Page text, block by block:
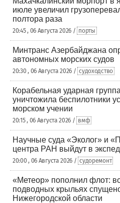
июле увеличил
полтора раза
20:45 , 06 Августа 2026 / порты
Минтранс Азербайджана
автономных морских судов
20:30 , 06 Августа 2026 / судоходство
Корабельная ударная
уничтожила беспилотники
морском учении
20:15 , 06 Августа 2026 / вмф
Научные суда «Эколог» и
центра РАН выйдут в
20:00 , 06 Августа 2026 / судоремонт
«Метеор» пополнил флот:
подводных крыльях
Нижегородской области